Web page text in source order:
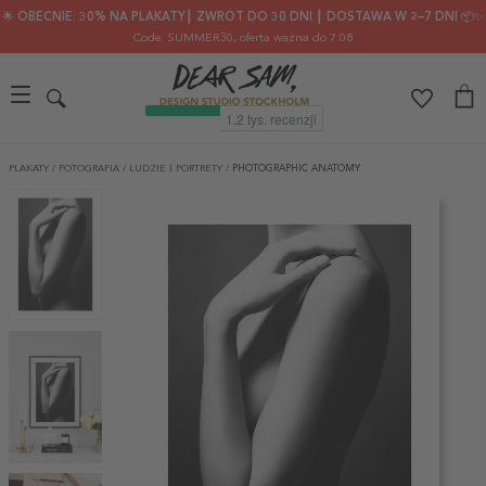
🌟 OBECNIE: 30% NA PLAKATY┃ ZWROT DO 30 DNI ┃ DOSTAWA W 2–7 DNI 📦✨
Code: SUMMER30, oferta ważna do 7.08
PLAKATY / FOTOGRAFIA / LUDZIE I PORTRETY / PHOTOGRAPHIC ANATOMY